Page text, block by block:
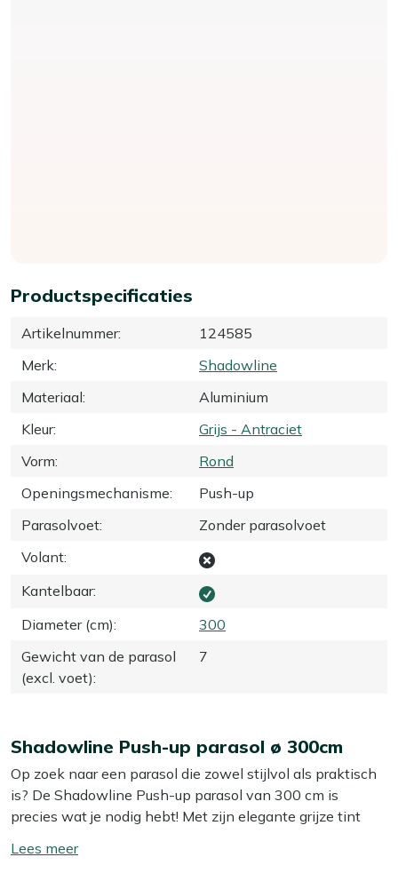
Productspecificaties
Artikelnummer:
124585
Merk:
Shadowline
Materiaal:
Aluminium
Kleur:
Grijs - Antraciet
Vorm:
Rond
Openingsmechanisme:
Push-up
Parasolvoet:
Zonder parasolvoet
Volant:
Kantelbaar:
Diameter (cm):
300
Gewicht van de parasol
(excl. voet):
7
Shadowline Push-up parasol ø 300cm
Op zoek naar een parasol die zowel stijlvol als praktisch
is? De Shadowline Push-up parasol van 300 cm is
precies wat je nodig hebt! Met zijn elegante grijze tint
push-up mechanisme is hij supermakkelijk te bedienen.
Toon/verberg